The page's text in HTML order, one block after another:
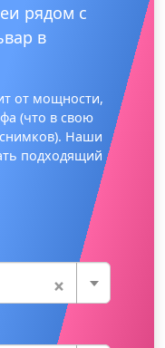
рядом с
в
от мощности,
(что в свою
Наши
подходящий
×